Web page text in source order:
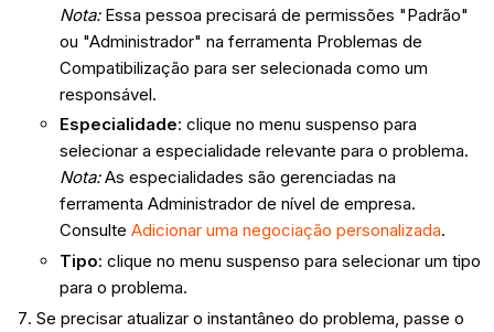
Nota:Essa pessoa precisará de permissões "Padrão"
ou "Administrador" na ferramenta Problemas de
Compatibilização para ser selecionada como um
responsável.
Especialidade: clique no menu suspenso para
selecionar a especialidade relevante para o problema.
Nota:As especialidades são gerenciadas na
ferramenta Administrador de nível de empresa.
Consulte Adicionar uma negociação personalizada.
Tipo: clique no menu suspenso para selecionar um tipo
para o problema.
Se precisar atualizar o instantâneo do problema, passe o